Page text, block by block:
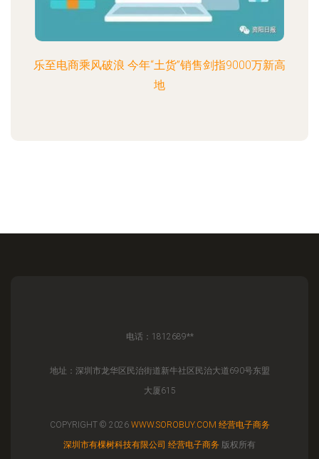
乐至电商乘风破浪 今年“土货”销售剑指9000万新高
地
电话：1812689**
地址：深圳市龙华区民治街道新牛社区民治大道690号东盟
大厦615
COPYRIGHT © 2026 WWW.SOROBUY.COM 经营电子商务
深圳市有棵树科技有限公司 经营电子商务 版权所有